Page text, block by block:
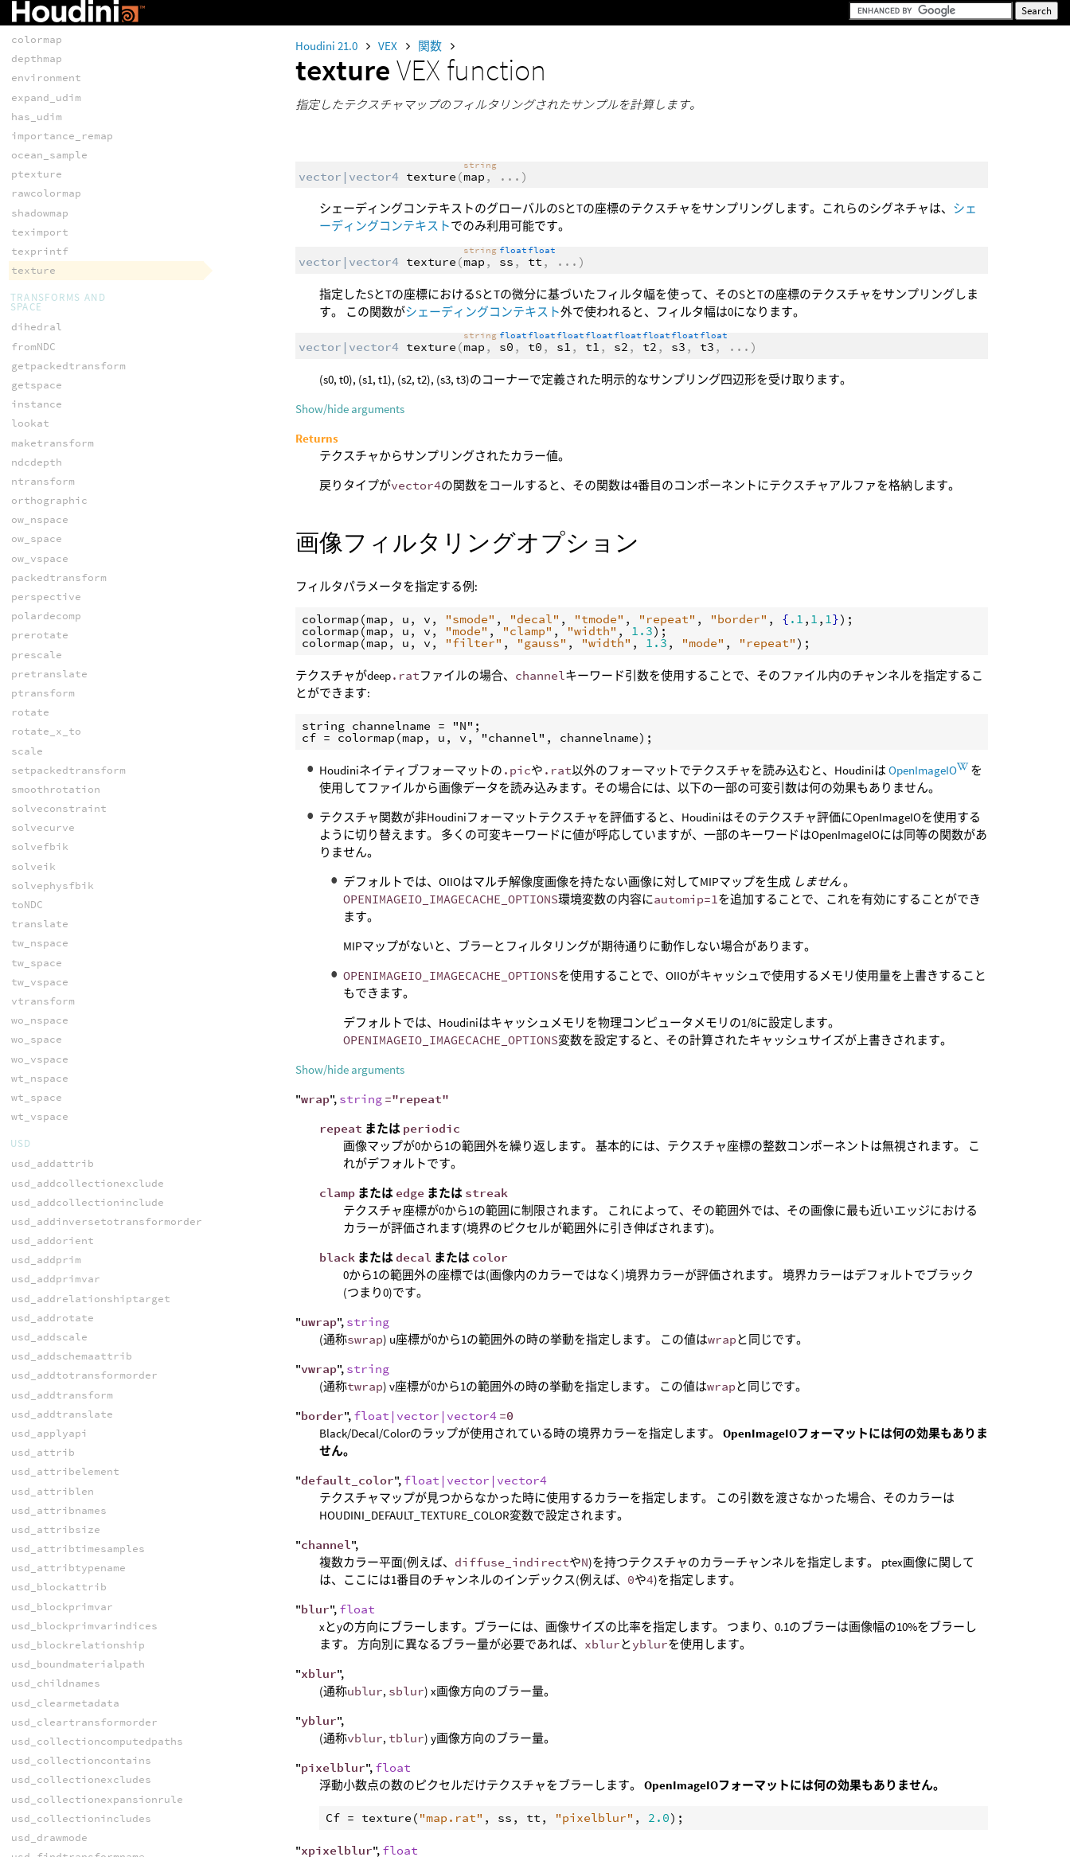
Houdini 21.0 VEX 関数
textureVEX function
指定したテクスチャマップのフィルタリングされたサンプルを計算します。
vector|vector4 texture (
string
map , ... )
シェーディングコンテキストのグローバルのSとTの座標のテクスチャをサンプリングします。これらのシグネチャは、 シェ
ーディングコンテキストでのみ利用可能です。
vector|vector4 texture (
string
map ,
float
ss ,
float
tt , ... )
指定したSとTの座標におけるSとTの微分に基づいたフィルタ幅を使って、そのSとTの座標のテクスチャをサンプリングしま
す。 この関数がシェーディングコンテキスト外で使われると、フィルタ幅は0になります。
vector|vector4 texture (
string
map ,
float
s0 ,
float
t0 ,
float
s1 ,
float
t1 ,
float
s2 ,
float
t2 ,
float
s3 ,
float
t3 , ... )
(s0, t0), (s1, t1), (s2, t2), (s3, t3)のコーナーで定義された明示的なサンプリング四辺形を受け取ります。
Show/hide arguments
Returns
テクスチャからサンプリングされたカラー値。
戻りタイプがvector4の関数をコールすると、その関数は4番目のコンポーネントにテクスチャアルファを格納します。
画像フィルタリングオプション
フィルタパラメータを指定する例:
colormap (map , u , v , "smode" , "decal" , "tmode" , "repeat" , "border" , { .1 , 1 , 1}
colormap (map , u , v , "mode" , "clamp" , "width" , 1.3
colormap (map , u , v , "filter" , "gauss" , "width" , 1.3 , "mode" , "repeat"
テクスチャがdeep.ratファイルの場合、 channelキーワード引数を使用することで、そのファイル内のチャンネルを指定するこ
とができます:
string channelname = "N";
cf = colormap(map, u, v, "channel", channelname);
Houdiniネイティブフォーマットの .picや .rat以外のフォーマットでテクスチャを読み込むと、Houdiniは OpenImageIO
を
使用してファイルから画像データを読み込みます。その場合には、以下の一部の可変引数は何の効果もありません。
テクスチャ関数が非Houdiniフォーマットテクスチャを評価すると、Houdiniはそのテクスチャ評価にOpenImageIOを使用する
ように切り替えます。 多くの可変キーワードに値が呼応していますが、一部のキーワードはOpenImageIOには同等の関数があ
りません。
デフォルトでは、OIIOはマルチ解像度画像を持たない画像に対してMIPマップを生成 しません。
OPENIMAGEIO_IMAGECACHE_OPTIONS環境変数の内容にautomip=1 を追加することで、これを有効にすることができ
ます。
MIPマップがないと、ブラーとフィルタリングが期待通りに動作しない場合があります。
OPENIMAGEIO_IMAGECACHE_OPTIONSを使用することで、OIIOがキャッシュで使用するメモリ使用量を上書きすること
もできます。
デフォルトでは、Houdiniはキャッシュメモリを物理コンピュータメモリの1/8に設定します。
OPENIMAGEIO_IMAGECACHE_OPTIONS変数を設定すると、その計算されたキャッシュサイズが上書きされます。
Show/hide arguments
"wrap", string ="repeat"
repeat または periodic
画像マップが0から1の範囲外を繰り返します。 基本的には、テクスチャ座標の整数コンポーネントは無視されます。 こ
れがデフォルトです。
clamp または edge または streak
テクスチャ座標が0から1の範囲に制限されます。 これによって、その範囲外では、その画像に最も近いエッジにおける
カラーが評価されます(境界のピクセルが範囲外に引き伸ばされます)。
black またはdecal または color
0から1の範囲外の座標では(画像内のカラーではなく)境界カラーが評価されます。 境界カラーはデフォルトでブラック
(つまり0)です。
"uwrap", string
(通称swrap) u座標が0から1の範囲外の時の挙動を指定します。 この値はwrapと同じです。
"vwrap", string
(通称twrap) v座標が0から1の範囲外の時の挙動を指定します。 この値はwrapと同じです。
"border", float|vector|vector4 =0
Black/Decal/Colorのラップが使用されている時の境界カラーを指定します。OpenImageIOフォーマットには何の効果もありま
せん。
"default_color", float|vector|vector4
テクスチャマップが見つからなかった時に使用するカラーを指定します。 この引数を渡さなかった場合、そのカラーは
HOUDINI_DEFAULT_TEXTURE_COLOR変数で設定されます。
"channel",
複数カラー平面(例えば、 diffuse_indirectやN)を持つテクスチャのカラーチャンネルを指定します。 ptex画像に関して
は、ここには1番目のチャンネルのインデックス(例えば、 0や4)を指定します。
"blur", float
xとyの方向にブラーします。ブラーには、画像サイズの比率を指定します。 つまり、0.1のブラーは画像幅の10%をブラーし
ます。 方向別に異なるブラー量が必要であれば、 xblurと yblurを使用します。
"xblur",
(通称ublur, sblur) x画像方向のブラー量。
"yblur",
(通称vblur, tblur) y画像方向のブラー量。
"pixelblur", float
浮動小数点の数のピクセルだけテクスチャをブラーします。OpenImageIOフォーマットには何の効果もありません。
Cf = texture ( "map.rat" , ss , tt , "pixelblur" , 2.0
"xpixelblur", float
TEXTURING
colormap
depthmap
environment
expand_udim
has_udim
importance_remap
ocean_sample
ptexture
rawcolormap
shadowmap
teximport
texprintf
texture
TRANSFORMS AND
SPACE
dihedral
fromNDC
getpackedtransform
getspace
instance
lookat
maketransform
ndcdepth
ntransform
orthographic
ow_nspace
ow_space
ow_vspace
packedtransform
perspective
polardecomp
prerotate
prescale
pretranslate
ptransform
rotate
rotate_x_to
scale
setpackedtransform
smoothrotation
solveconstraint
solvecurve
solvefbik
solveik
solvephysfbik
toNDC
translate
tw_nspace
tw_space
tw_vspace
vtransform
wo_nspace
wo_space
wo_vspace
wt_nspace
wt_space
wt_vspace
USD
usd_addattrib
usd_addcollectionexclude
usd_addcollectioninclude
usd_addinversetotransformorder
usd_addorient
usd_addprim
usd_addprimvar
usd_addrelationshiptarget
usd_addrotate
usd_addscale
usd_addschemaattrib
usd_addtotransformorder
usd_addtransform
usd_addtranslate
usd_applyapi
usd_attrib
usd_attribelement
usd_attriblen
usd_attribnames
usd_attribsize
usd_attribtimesamples
usd_attribtypename
usd_blockattrib
usd_blockprimvar
usd_blockprimvarindices
usd_blockrelationship
usd_boundmaterialpath
usd_childnames
usd_clearmetadata
usd_cleartransformorder
usd_collectioncomputedpaths
usd_collectioncontains
usd_collectionexcludes
usd_collectionexpansionrule
usd_collectionincludes
usd_drawmode